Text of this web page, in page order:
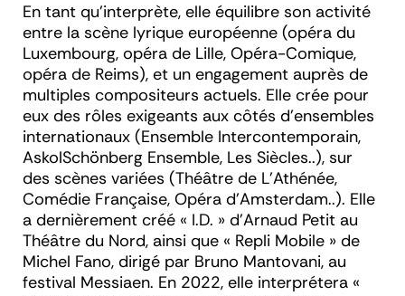
En tant qu’interprète, elle équilibre son activité
entre la scène lyrique européenne (opéra du
Luxembourg, opéra de Lille, Opéra-Comique,
opéra de Reims), et un engagement auprès de
multiples compositeurs actuels. Elle crée pour
eux des rôles exigeants aux côtés d’ensembles
internationaux (Ensemble Intercontemporain,
AskolSchönberg Ensemble, Les Siècles..), sur
des scènes variées (Théâtre de L'Athénée,
Comédie Française, Opéra d'Amsterdam..). Elle
a dernièrement créé « I.D. » d'Arnaud Petit au
Théâtre du Nord, ainsi que « Repli Mobile » de
Michel Fano, dirigé par Bruno Mantovani, au
festival Messiaen. En 2022, elle interprétera «